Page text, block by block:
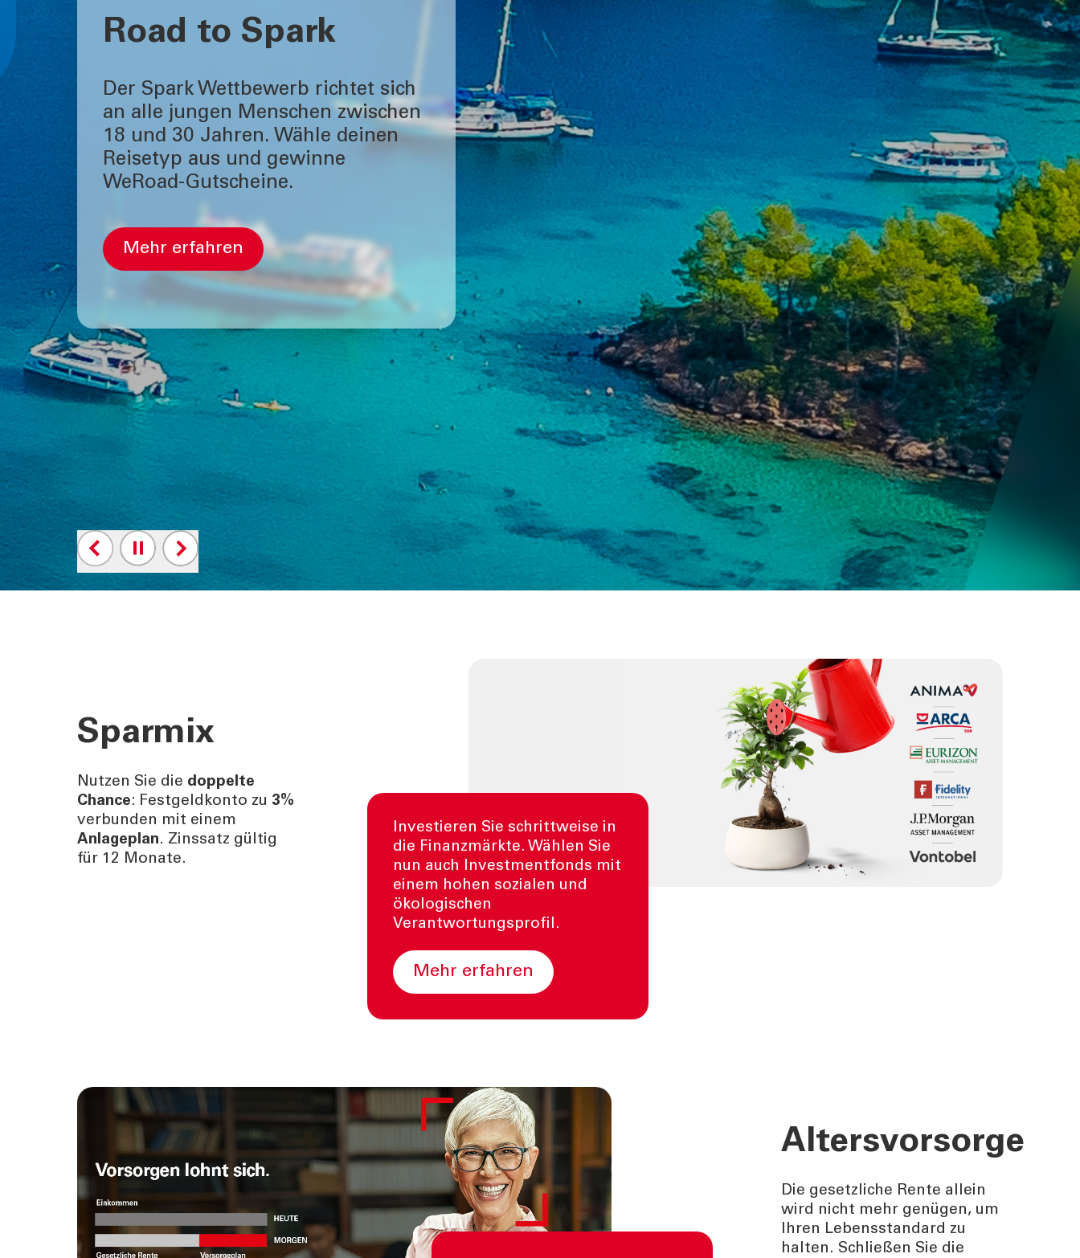
Road to Spark
Der Spark Wettbewerb richtet sich
an alle jungen Menschen zwischen
18 und 30 Jahren. Wähle deinen
Reisetyp aus und gewinne
WeRoad-Gutscheine.
Mehr erfahren
Investieren Sie schrittweise in
die Finanzmärkte. Wählen Sie
nun auch Investmentfonds mit
einem hohen sozialen und
ökologischen
Verantwortungsprofil.
mehr erfahren
Sparmix
Nutzen Sie die doppelte
Chance: Festgeldkonto zu 3%
verbunden mit einem
Anlageplan. Zinssatz gültig
für 12 Monate.
Altersvorsorge
Die gesetzliche Rente allein
wird nicht mehr genügen, um
Ihren Lebensstandard zu
halten. Schließen Sie die